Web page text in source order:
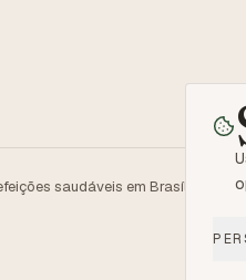
saudáveis em Brasília &